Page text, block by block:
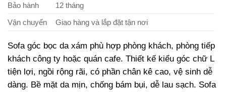
Bảo hành
12 tháng
Vận chuyển
Giao hàng và lắp đặt tận nơi
Sofa góc bọc da xám phù hợp phòng khách, phòng tiếp
khách công ty hoặc quán cafe. Thiết kế kiểu góc chữ L
tiện lợi, ngồi rộng rãi, có phần chân kê cao, vệ sinh dễ
dàng. Bề mặt da mịn, chống bám bụi, dễ lau sạch. Sofa